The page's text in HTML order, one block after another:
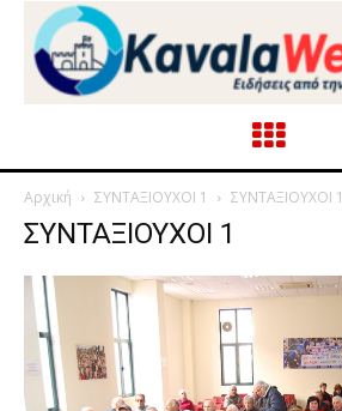
Αρχική ΣΥΝΤΑΞΙΟΥΧΟΙ 1 ΣΥΝΤΑΞΙΟΥΧΟΙ 1
ΣΥΝΤΑΞΙΟΥΧΟΙ 1